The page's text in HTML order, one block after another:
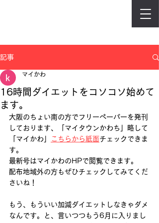
記事
16時間ダイエットをコソコソ始めて
ます。
マイかわ
大阪のちょい南の方でフリーペーパーを発刊
しております、「マイタウンかわち」略して
「マイかわ」
こちらから紙面チェックできま
す。
最新号はマイかわのHPで閲覧できます。
配布地域外の方もぜひチェックしてみてくだ
さいね！
もう、もういい加減ダイエットしなきゃダメ
なんです。と、言いつつもう6月に入りまし